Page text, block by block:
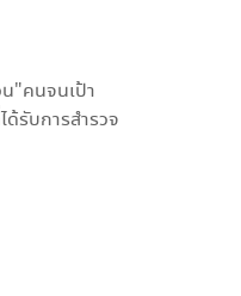
"คนจนเป้า
รับการสำรวจ